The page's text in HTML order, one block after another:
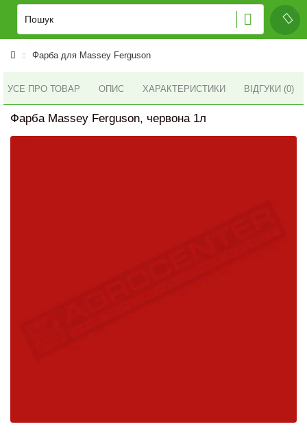
Фарба для Massey Ferguson
УСЕ ПРО ТОВАР ОПИС ХАРАКТЕРИСТИКИ ВІДГУКИ (0)
Фарба Massey Ferguson, червона 1л